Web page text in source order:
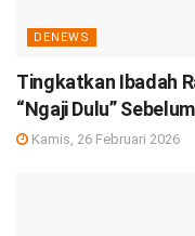
DENEWS
Tingkatkan Ibadah
“Ngaji Dulu”
Kamis, 26 Februari 2026